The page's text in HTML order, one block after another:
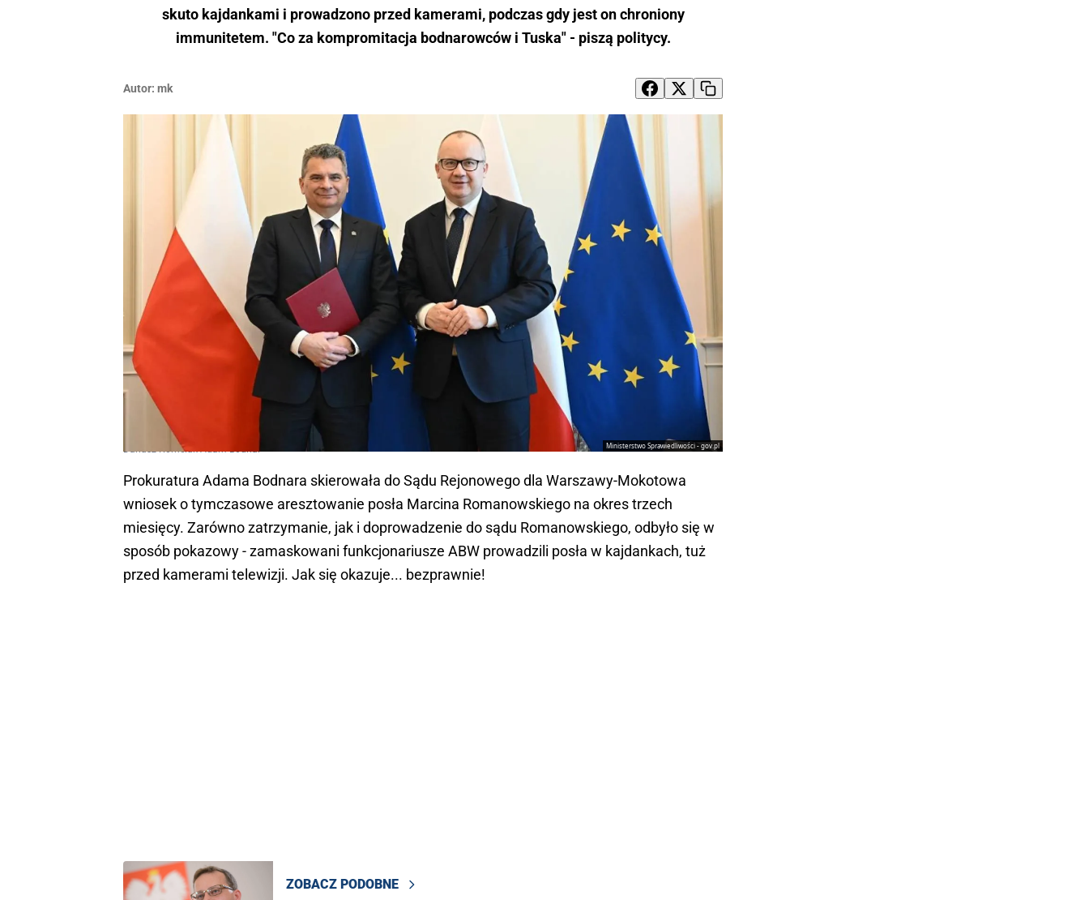
skuto kajdankami i prowadzono przed kamerami, podczas gdy jest on chroniony
immunitetem. "Co za kompromitacja bodnarowców i Tuska" - piszą politycy.
Autor: mk
Ministerstwo Sprawiedliwości - gov.pl
Dariusz Korneluk Adam Bodnar
Prokuratura Adama Bodnara skierowała do Sądu Rejonowego dla Warszawy-Mokotowa
wniosek o tymczasowe aresztowanie posła Marcina Romanowskiego na okres trzech
miesięcy. Zarówno zatrzymanie, jak i doprowadzenie do sądu Romanowskiego, odbyło się w
sposób pokazowy - zamaskowani funkcjonariusze ABW prowadzili posła w kajdankach, tuż
przed kamerami telewizji. Jak się okazuje... bezprawnie!
ZOBACZ PODOBNE